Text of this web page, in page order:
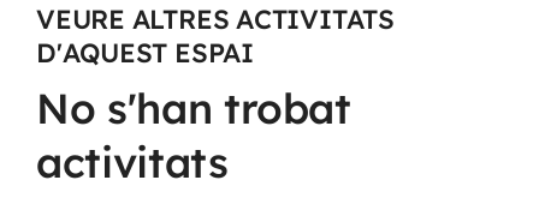
VEURE ALTRES ACTIVITATS
D'AQUEST ESPAI
No s'han trobat
activitats